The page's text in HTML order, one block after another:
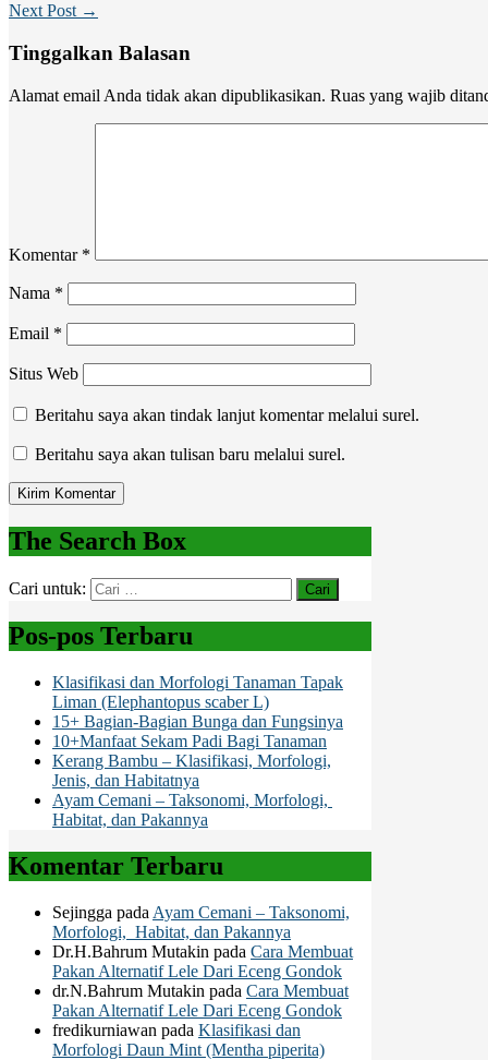
Next Post →
Tinggalkan Balasan
Alamat email Anda tidak akan dipublikasikan. Ruas yang wajib
Komentar *
Nama *
Email *
Situs Web
Beritahu saya akan tindak lanjut komentar melalui surel.
Beritahu saya akan tulisan baru melalui surel.
The Search Box
Cari untuk:
Pos-pos Terbaru
Klasifikasi dan Morfologi Tanaman Tapak
Liman (Elephantopus scaber L)
15+ Bagian-Bagian Bunga dan Fungsinya
10+Manfaat Sekam Padi Bagi Tanaman
Kerang Bambu – Klasifikasi, Morfologi,
Jenis, dan Habitatnya
Ayam Cemani – Taksonomi, Morfologi,
Habitat, dan Pakannya
Komentar Terbaru
Sejingga pada Ayam Cemani – Taksonomi,
Morfologi, Habitat, dan Pakannya
Dr.H.Bahrum Mutakin pada Cara Membuat
Pakan Alternatif Lele Dari Eceng Gondok
dr.N.Bahrum Mutakin pada Cara Membuat
Pakan Alternatif Lele Dari Eceng Gondok
fredikurniawan pada Klasifikasi dan
Morfologi Daun Mint (Mentha piperita)